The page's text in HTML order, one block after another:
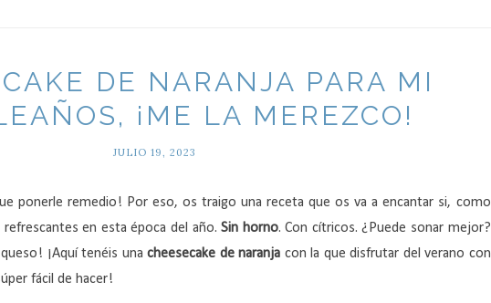
DE NARANJA PARA MI
¡ME LA MEREZCO!
JULIO 19, 2023
ponerle remedio! Por eso, os traigo una receta que os va a encantar si, como
en esta época del año.Sin horno. Con cítricos. ¿Puede sonar mejor?
¡Aquí tenéis unacheesecake de naranja con la que disfrutar del verano con
fácil de hacer!